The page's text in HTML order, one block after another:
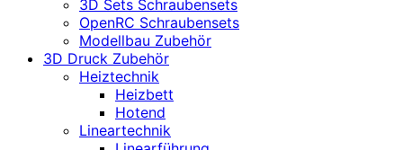
3D Sets Schraubensets
OpenRC Schraubensets
Modellbau Zubehör
3D Druck Zubehör
Heiztechnik
Heizbett
Hotend
Lineartechnik